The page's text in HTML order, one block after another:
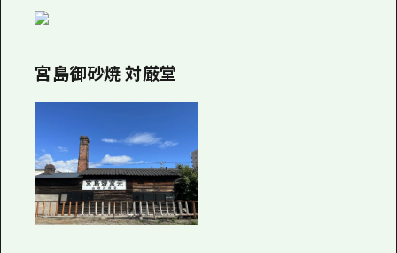
宮島御砂焼 対厳堂